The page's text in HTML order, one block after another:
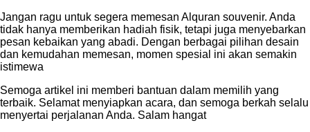
Jangan ragu untuk segera memesan Alquran souvenir. Anda
tidak hanya memberikan hadiah fisik, tetapi juga menyebarkan
pesan kebaikan yang abadi. Dengan berbagai pilihan desain
dan kemudahan memesan, momen spesial ini akan semakin
istimewa
Semoga artikel ini memberi bantuan dalam memilih yang
terbaik. Selamat menyiapkan acara, dan semoga berkah selalu
menyertai perjalanan Anda. Salam hangat